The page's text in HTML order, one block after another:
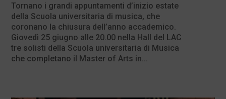
Tornano i grandi appuntamenti d’inizio estate
della Scuola universitaria di musica, che
coronano la chiusura dell’anno accademico.
Giovedì 25 giugno alle 20.00 nella Hall del LAC
tre solisti della Scuola universitaria di Musica
che completano il Master of Arts in...